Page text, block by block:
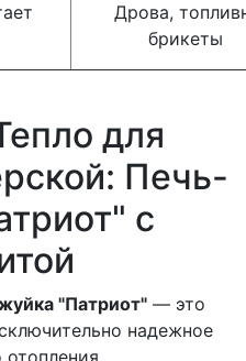
Дрова,
брикеты
для
Печь-
с
"Патриот" — это
надежное